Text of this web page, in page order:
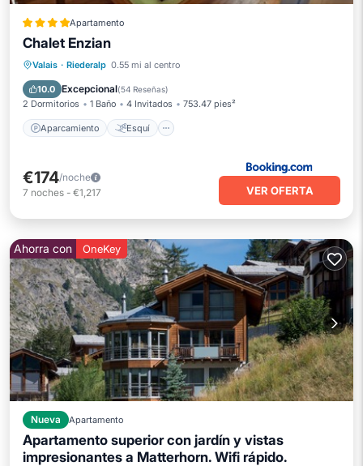
Apartamento
Chalet Enzian
Valais · Riederalp 0.55 mi al centro
10.0 Excepcional(54 Reseñas)
2 Dormitorios 1 Baño 4 Invitados 753.47 pies²
Aparcamiento Esquí
Aparcamiento
Esquí
Balcón/Terraza
€174/noche
7 noches - €1,217 VER OFERTA
Ahorra con OneKey
Nueva Apartamento
Apartamento superior con jardín y vistas
impresionantes a Matterhorn. Wifi rápido.